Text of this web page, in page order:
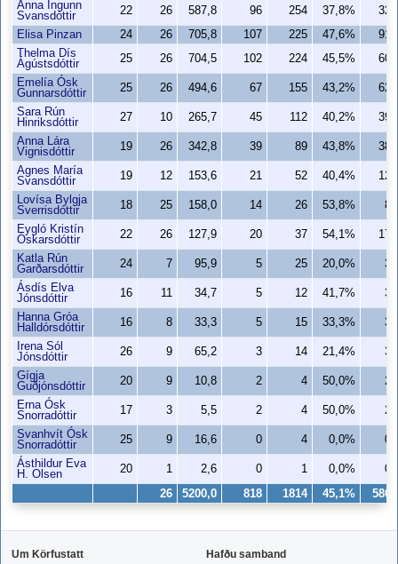
Anna Ingunn
Svansdóttir
22 26 587,8 96 254 37,8%
32
Elisa Pinzan
24 26 705,8 107 225 47,6%
91
Thelma Dís
Ágústsdóttir
25 26 704,5 102 224 45,5%
60
Emelía Ósk
Gunnarsdóttir
25 26 494,6 67 155 43,2%
62
Sara Rún
Hinriksdóttir
27 10 265,7 45 112 40,2%
39
Anna Lára
Vignisdóttir
19 26 342,8 39 89 43,8%
38
Agnes María
Svansdóttir
19 12 153,6 21 52 40,4%
12
Lovísa Bylgja
Sverrisdóttir
18 25 158,0 14 26 53,8%
8
Eygló Kristín
Óskarsdóttir
22 26 127,9 20 37 54,1%
17
Katla Rún
Garðarsdóttir
24 7 95,9 5 25 20,0%
3
Ásdís Elva
Jónsdóttir
16 11 34,7 5 12 41,7%
3
Hanna Gróa
Halldórsdóttir
16 8 33,3 5 15 33,3%
3
Irena Sól
Jónsdóttir
26 9 65,2 3 14 21,4%
3
Gígja
Guðjónsdóttir
20 9 10,8 2 4 50,0%
2
Erna Ósk
Snorradóttir
17 3 5,5 2 4 50,0%
2
Svanhvít Ósk
Snorradóttir
25 9 16,6 0 4 0,0%
0
Ásthildur Eva
H. Olsen
20 1 2,6 0 1 0,0% 0
26 5200,0 818 1814 45,1% 586
Um Körfustatt Hafðu samband